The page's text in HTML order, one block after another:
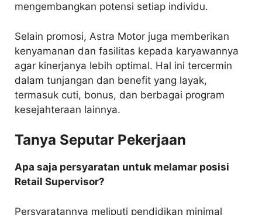
mengembangkan potensi setiap individu.
Selain promosi, Astra Motor juga memberikan
kenyamanan dan fasilitas kepada karyawannya
agar kinerjanya lebih optimal. Hal ini tercermin
dalam tunjangan dan benefit yang layak,
termasuk cuti, bonus, dan berbagai program
kesejahteraan lainnya.
Tanya Seputar Pekerjaan
Apa saja persyaratan untuk melamar posisi
Retail Supervisor?
Persyaratannya meliputi pendidikan minimal